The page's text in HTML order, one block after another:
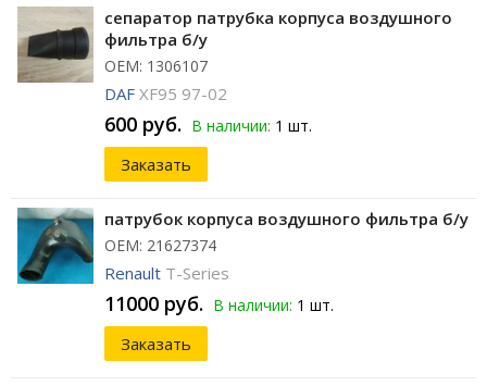
сепаратор патрубка корпуса воздушного
фильтра б/у
ОЕМ: 1306107
DAF XF95 97-02
600 руб. В наличии: 1 шт.
Заказать
патрубок корпуса воздушного фильтра б/у
ОЕМ: 21627374
Renault T-Series
11000 руб. В наличии: 1 шт.
Заказать